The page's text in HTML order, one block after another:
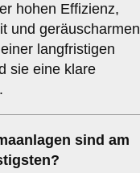
hohen Effizienz,
und geräuscharmen
langfristigen
sie eine klare
sind am
?